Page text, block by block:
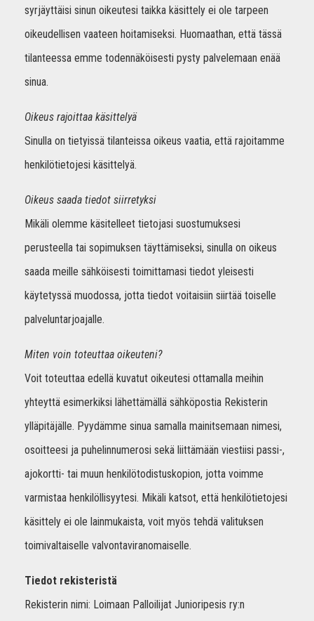
syrjäyttäisi sinun oikeutesi taikka käsittely ei ole tarpeen
oikeudellisen vaateen hoitamiseksi. Huomaathan, että tässä
tilanteessa emme todennäköisesti pysty palvelemaan enää
sinua.
Oikeus rajoittaa käsittelyä
Sinulla on tietyissä tilanteissa oikeus vaatia, että rajoitamme
henkilötietojesi käsittelyä.
Oikeus saada tiedot siirretyksi
Mikäli olemme käsitelleet tietojasi suostumuksesi
perusteella tai sopimuksen täyttämiseksi, sinulla on oikeus
saada meille sähköisesti toimittamasi tiedot yleisesti
käytetyssä muodossa, jotta tiedot voitaisiin siirtää toiselle
palveluntarjoajalle.
Miten voin toteuttaa oikeuteni?
Voit toteuttaa edellä kuvatut oikeutesi ottamalla meihin
yhteyttä esimerkiksi lähettämällä sähköpostia Rekisterin
ylläpitäjälle. Pyydämme sinua samalla mainitsemaan nimesi,
osoitteesi ja puhelinnumerosi sekä liittämään viestiisi passi-,
ajokortti- tai muun henkilötodistuskopion, jotta voimme
varmistaa henkilöllisyytesi. Mikäli katsot, että henkilötietojesi
käsittely ei ole lainmukaista, voit myös tehdä valituksen
toimivaltaiselle valvontaviranomaiselle.
Tiedot rekisteristä
Rekisterin nimi: Loimaan Palloilijat Junioripesis ry:n